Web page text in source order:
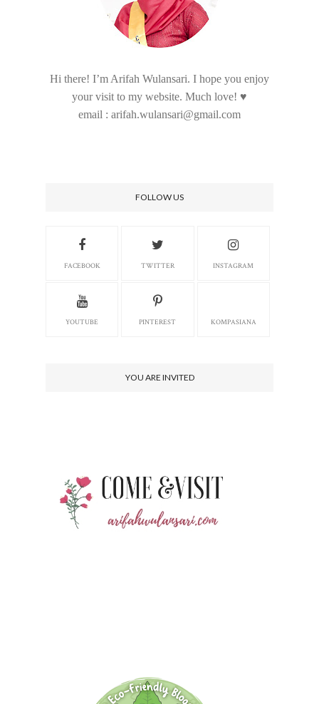
Hi there! I’m Arifah Wulansari. I hope you enjoy
your visit to my website. Much love! ♥
email : arifah.wulansari@gmail.com
FOLLOW US
FACEBOOK TWITTER INSTAGRAM
YOUTUBE PINTEREST KOMPASIANA
YOU ARE INVITED